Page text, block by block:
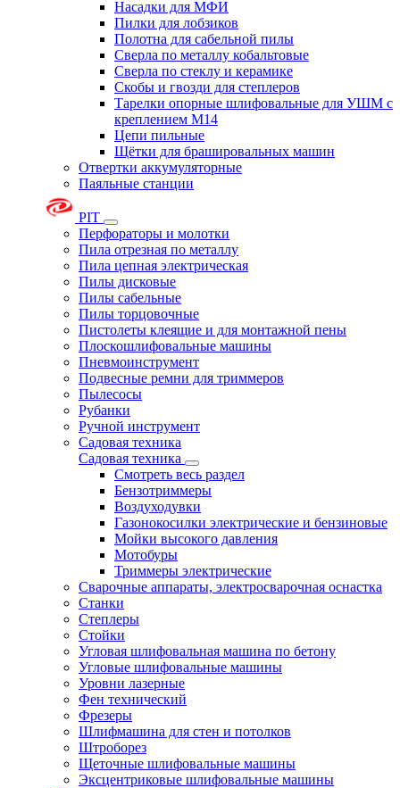
Насадки для МФИ
Пилки для лобзиков
Полотна для сабельной пилы
Сверла по металлу кобальтовые
Сверла по стеклу и керамике
Скобы и гвозди для степлеров
Тарелки опорные шлифовальные для УШМ с
креплением М14
Цепи пильные
Щётки для брашировальных машин
Отвертки аккумуляторные
Паяльные станции
PIT
Перфораторы и молотки
Пила отрезная по металлу
Пила цепная электрическая
Пилы дисковые
Пилы сабельные
Пилы торцовочные
Пистолеты клеящие и для монтажной пены
Плоскошлифовальные машины
Пневмоинструмент
Подвесные ремни для триммеров
Пылесосы
Рубанки
Ручной инструмент
Садовая техника
Садовая техника
Смотреть весь раздел
Бензотриммеры
Воздуходувки
Газонокосилки электрические и бензиновые
Мойки высокого давления
Мотобуры
Триммеры электрические
Сварочные аппараты, электросварочная оснастка
Станки
Степлеры
Стойки
Угловая шлифовальная машина по бетону
Угловые шлифовальные машины
Уровни лазерные
Фен технический
Фрезеры
Шлифмашина для стен и потолков
Штроборез
Щеточные шлифовальные машины
Эксцентриковые шлифовальные машины